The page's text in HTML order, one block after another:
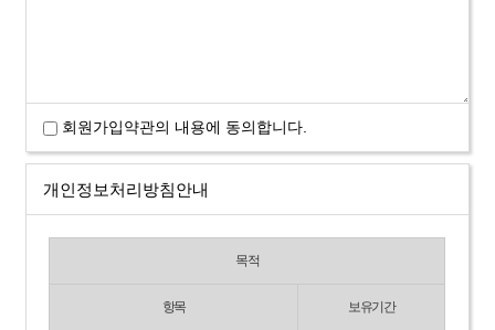
회원가입약관의 내용에 동의합니다.
개인정보처리방침안내
목적
항목 보유기간